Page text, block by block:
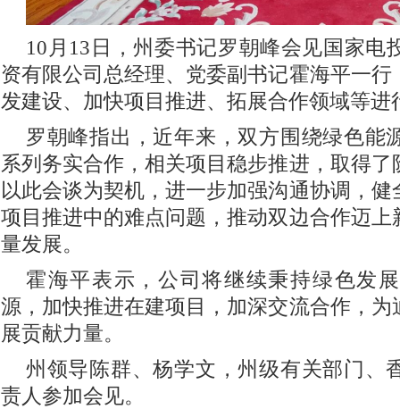
10月13日，州委书记罗朝峰会见国家电
资有限公司总经理、党委副书记霍海平一
发建设、加快项目推进、拓展合作领域等进
罗朝峰指出，近年来，双方围绕绿色能
系列务实合作，相关项目稳步推进，取得
以此会谈为契机，进一步加强沟通协调，
项目推进中的难点问题，推动双边合作迈
量发展。
霍海平表示，公司将继续秉持绿色发
源，加快推进在建项目，加深交流合作，
展贡献力量。
州领导陈群、杨学文，州级有关部门、
责人参加会见。